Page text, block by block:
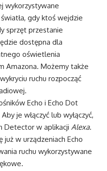
wykorzystywane
gdy ktoś wejdzie
sprzęt przestanie
dostępna dla
oświetlenia
Amazona. Możemy także
ruchu rozpocząć
Echo i Echo Dot
je włączyć lub wyłączyć,
Detector w aplikacji Alexa.
już w urządzeniach Echo
ruchu wykorzystywane